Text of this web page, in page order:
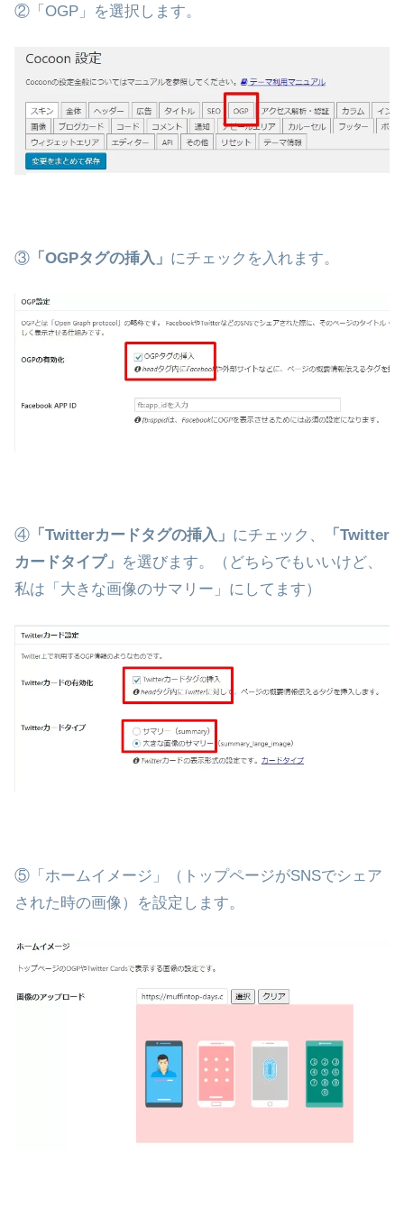
②「OGP」を選択します。
③ 「OGPタグの挿入」 にチェックを入れます。
④ 「Twitterカードタグの挿入」 にチェック、
「Twitter
カードタイプ」 を選びます。（どちらでもいいけど、
私は「大きな画像のサマリー」にしてます）
⑤「ホームイメージ」（トップページがSNSでシェア
された時の画像）を設定します。